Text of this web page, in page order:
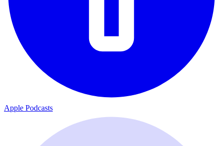
Apple Podcasts